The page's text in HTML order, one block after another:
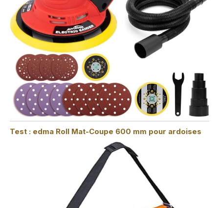
Test : edma Roll Mat-Coupe 600 mm pour ardoises